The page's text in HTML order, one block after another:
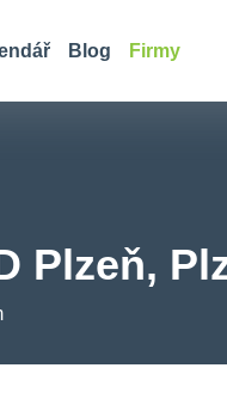
Blog Firmy
Plzeň,